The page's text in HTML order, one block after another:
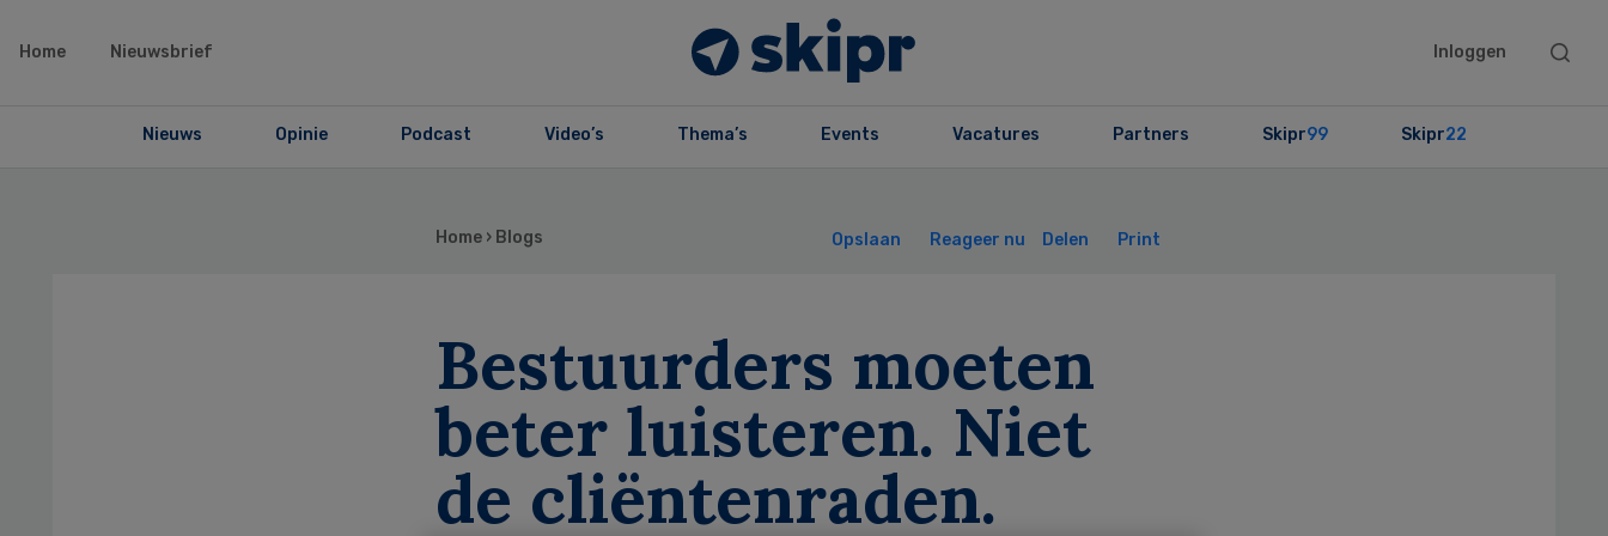
Home Nieuwsbrief Inloggen
Search
Nieuws Opinie Podcast Video’s Thema’s Events Vacatures Partners Skipr99 Skipr22
Home › Blogs Opslaan Reageer nu Delen Print
Bestuurders moeten
beter luisteren. Niet
de cliëntenraden.